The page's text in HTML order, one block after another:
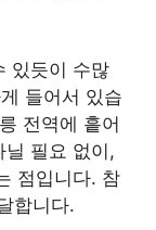
있듯이 수많
들어서 있습
전역에 흩어
닐 필요 없이,
점입니다. 참
합니다.